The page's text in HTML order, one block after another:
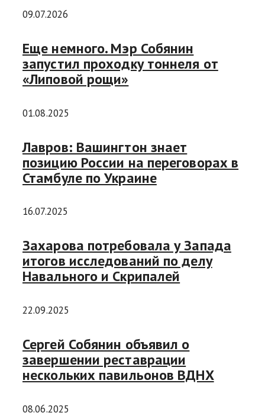
09.07.2026
Еще немного. Мэр Собянин
запустил проходку тоннеля от
«Липовой рощи»
01.08.2025
Лавров: Вашингтон знает
позицию России на переговорах в
Стамбуле по Украине
16.07.2025
Захарова потребовала у Запада
итогов исследований по делу
Навального и Скрипалей
22.09.2025
Сергей Собянин объявил о
завершении реставрации
нескольких павильонов ВДНХ
08.06.2025